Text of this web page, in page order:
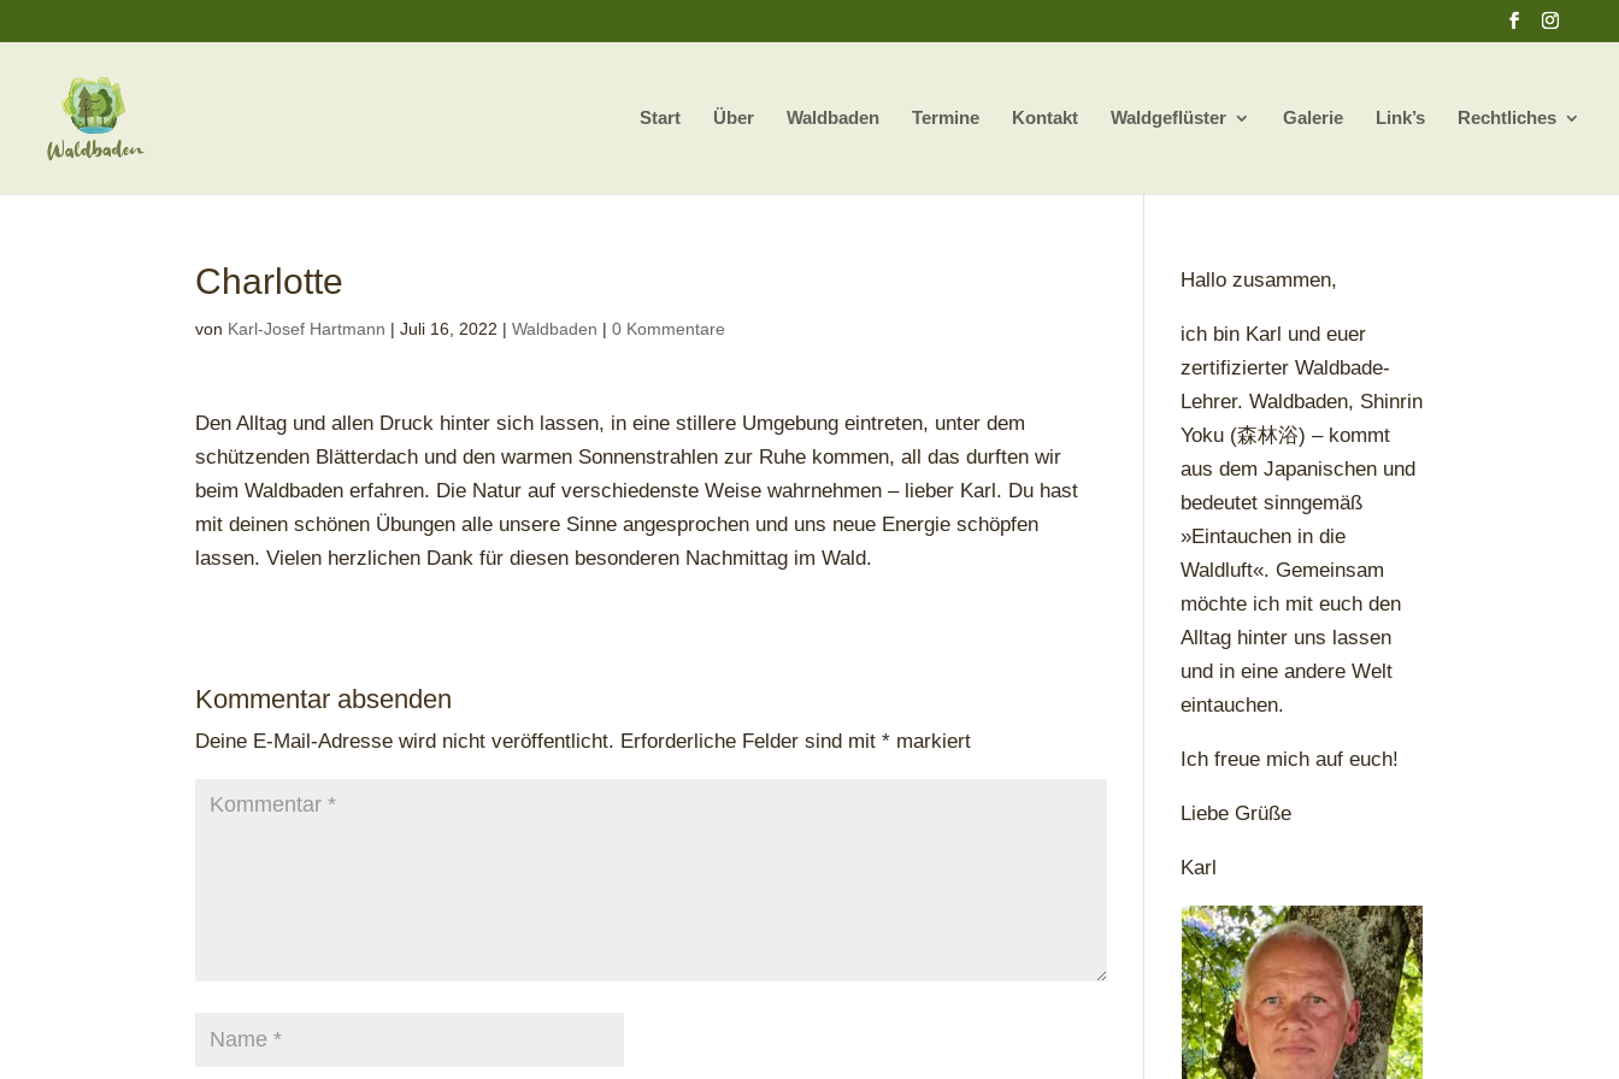
Start Über Waldbaden Termine Kontakt Waldgeflüster Galerie Link’s Rechtliches
Charlotte
von Karl-Josef Hartmann | Juli 16, 2022 | Waldbaden | 0 Kommentare
Den Alltag und allen Druck hinter sich lassen, in eine stillere Umgebung eintreten, unter dem
schützenden Blätterdach und den warmen Sonnenstrahlen zur Ruhe kommen, all das durften wir
beim Waldbaden erfahren. Die Natur auf verschiedenste Weise wahrnehmen – lieber Karl. Du hast
mit deinen schönen Übungen alle unsere Sinne angesprochen und uns neue Energie schöpfen
lassen. Vielen herzlichen Dank für diesen besonderen Nachmittag im Wald.
Kommentar absenden
Deine E-Mail-Adresse wird nicht veröffentlicht. Erforderliche Felder sind mit * markiert
Hallo zusammen,
ich bin Karl und euer
zertifizierter Waldbade-
Lehrer. Waldbaden, Shinrin
Yoku (森林浴) – kommt
aus dem Japanischen und
bedeutet sinngemäß
»Eintauchen in die
Waldluft«. Gemeinsam
möchte ich mit euch den
Alltag hinter uns lassen
und in eine andere Welt
eintauchen.
Ich freue mich auf euch!
Liebe Grüße
Karl